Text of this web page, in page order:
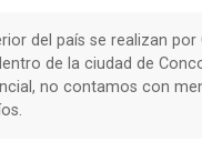
del país se realizan por
de la ciudad de
no contamos con